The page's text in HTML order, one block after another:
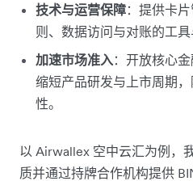
技术与运营保障：提供卡
则、数据访问与对账的工具
加速市场准入：开放核心
缩短产品研发与上市周期
性。
以 Airwallex 空中云汇为例，
质并通过持牌合作机构提供